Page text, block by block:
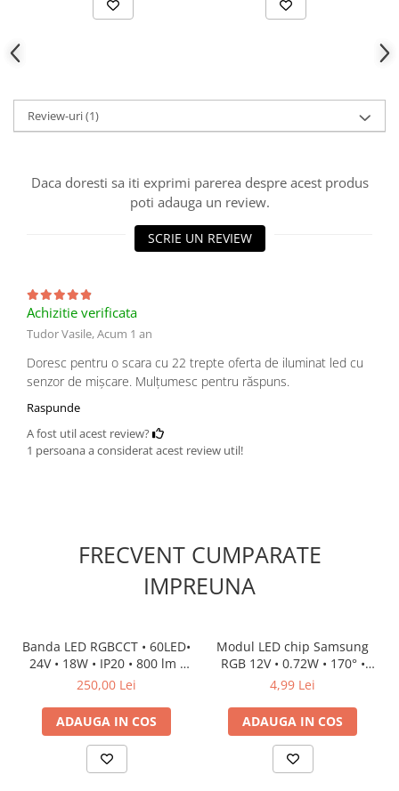
Review-uri(1)
Daca doresti sa iti exprimi parerea despre acest produs
poti adauga un review.
SCRIE UN REVIEW
Achizitie verificata
Tudor Vasile,Acum 1 an
Doresc pentru o scara cu 22 trepte oferta de iluminat led cu
senzor de mișcare. Mulțumesc pentru răspuns.
Raspunde
A fost util acest review?
1 persoana a considerat acest review util!
FRECVENT CUMPARATE
IMPREUNA
Banda LED RGBCCT • 60LED•
24V • 18W • IP20 • 800 lm •
12mm • Versiunea PRO 3oz
250,00 Lei
ADAUGA IN COS
Modul LED chip Samsung
RGB 12V • 0.72W • 170° •
IP68
4,99 Lei
ADAUGA IN COS